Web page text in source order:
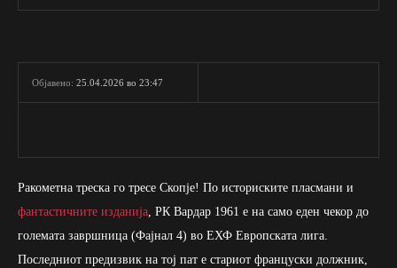
Објавено: 25.04.2026 во 23:47
Ракометна треска го тресе Скопје! По историските пласмани и
фантастичните изданија, РК Вардар 1961 е на само еден чекор до
големата завршница (Фајнал 4) во ЕХФ Европската лига.
Последниот предизвик на тој пат е стариот француски должник,